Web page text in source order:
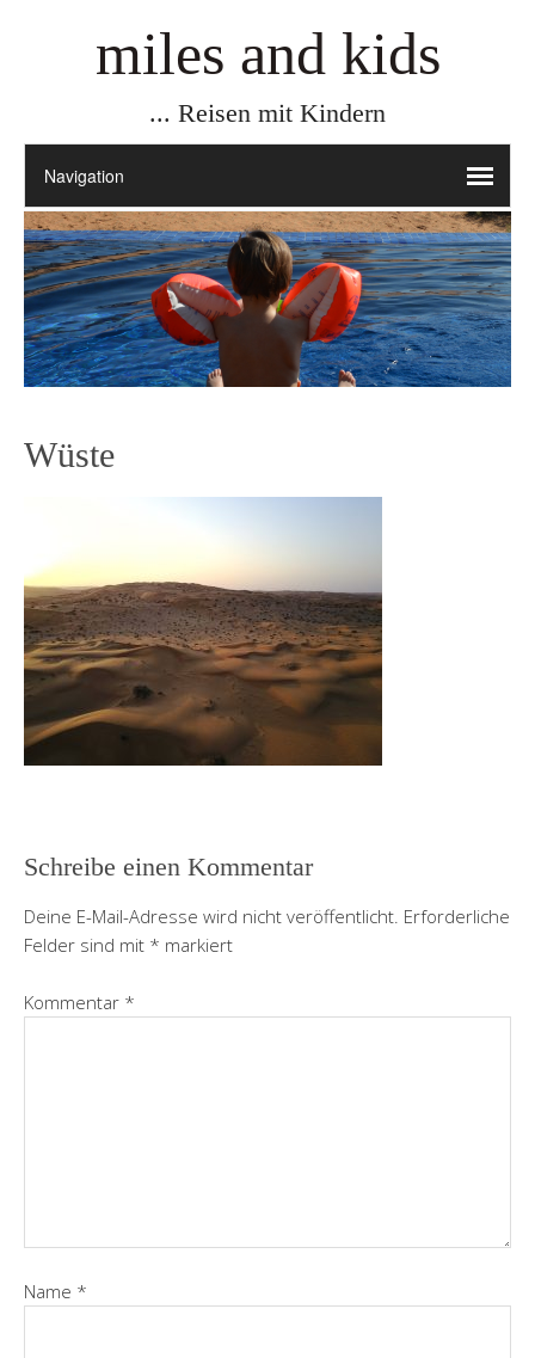
miles and kids
... Reisen mit Kindern
Wüste
Schreibe einen Kommentar
Deine E-Mail-Adresse wird nicht veröffentlicht. Erforderliche
Felder sind mit * markiert
Kommentar *
Name *